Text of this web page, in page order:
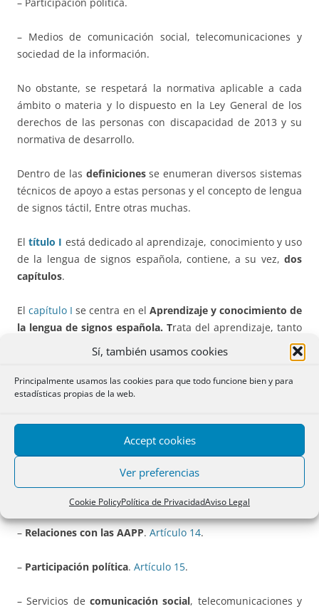
Sí, también usamos cookies
Principalmente usamos las cookies para que todo funcione bien y para
estadísticas propias de la web.
Accept cookies
Ver preferencias
Cookie PolicyPolítica de PrivacidadAviso Legal
– Participación política.
– Medios de comunicación social, telecomunicaciones y
sociedad de la información.
No obstante, se respetará la normativa aplicable a cada
ámbito o materia y lo dispuesto en la Ley General de los
derechos de las personas con discapacidad de 2013 y su
normativa de desarrollo.
Dentro de las definicionesse enumeran diversos sistemas
técnicos de apoyo a estas personas y el concepto de lengua
de signos táctil, Entre otras muchas.
Eltítulo I está dedicado al aprendizaje, conocimiento y uso
de la lengua de signos española, contiene, a su vez, dos
capítulos.
Elcapítulo I se centra en el Aprendizaje y conocimiento de
la lengua de signos española. Trata del aprendizaje, tanto
en la formación reglada como en la formación no reglada.
Elcapítulo II regula eluso de esta lenguaen ámbitos muy
diversos:
en educación, formación y empleo, salud, cultura, deporte,
Transportes.Artículo 13.
– Relaciones con las AAPP. Artículo 14.
– Participación política. Artículo 15.
– Servicios de comunicación social, telecomunicaciones y